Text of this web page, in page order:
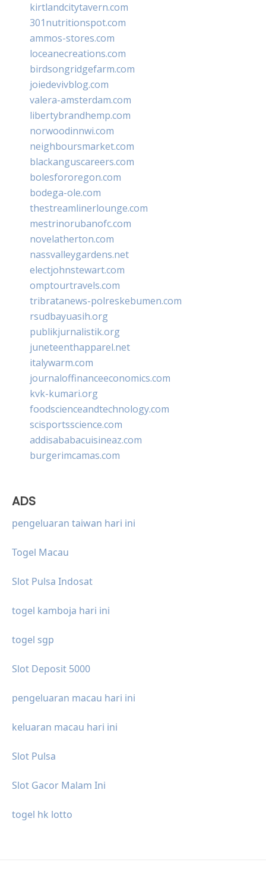
kirtlandcitytavern.com
301nutritionspot.com
ammos-stores.com
loceanecreations.com
birdsongridgefarm.com
joiedevivblog.com
valera-amsterdam.com
libertybrandhemp.com
norwoodinnwi.com
neighboursmarket.com
blackanguscareers.com
bolesfororegon.com
bodega-ole.com
thestreamlinerlounge.com
mestrinorubanofc.com
novelatherton.com
nassvalleygardens.net
electjohnstewart.com
omptourtravels.com
tribratanews-polreskebumen.com
rsudbayuasih.org
publikjurnalistik.org
juneteenthapparel.net
italywarm.com
journaloffinanceeconomics.com
kvk-kumari.org
foodscienceandtechnology.com
scisportsscience.com
addisababacuisineaz.com
burgerimcamas.com
ADS
pengeluaran taiwan hari ini
Togel Macau
Slot Pulsa Indosat
togel kamboja hari ini
togel sgp
Slot Deposit 5000
pengeluaran macau hari ini
keluaran macau hari ini
Slot Pulsa
Slot Gacor Malam Ini
togel hk lotto